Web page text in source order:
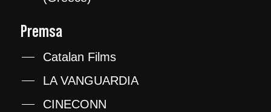
Premsa
Catalan Films
LA VANGUARDIA
CINECONN